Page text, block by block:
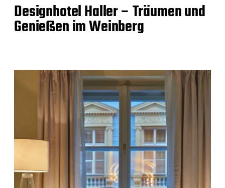
Designhotel Haller – Träumen und
Genießen im Weinberg